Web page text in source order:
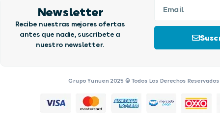
Newsletter
Recibe nuestras mejores ofertas
antes que nadie, suscríbete a
nuestro newsletter.
Grupo Yunuen 2025 © Todos Los Derechos Reservados